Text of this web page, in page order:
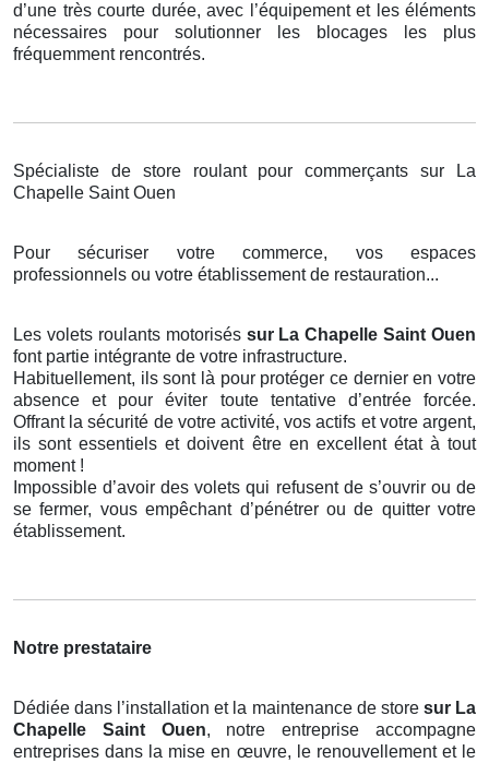
d’une très courte durée, avec l’équipement et les éléments
nécessaires pour solutionner les blocages les plus
fréquemment rencontrés.
Spécialiste de store roulant pour commerçants sur La
Chapelle Saint Ouen
Pour sécuriser votre commerce, vos espaces
professionnels ou votre établissement de restauration...
Les volets roulants motorisés sur La Chapelle Saint Ouen
font partie intégrante de votre infrastructure.
Habituellement, ils sont là pour protéger ce dernier en votre
absence et pour éviter toute tentative d’entrée forcée.
Offrant la sécurité de votre activité, vos actifs et votre argent,
ils sont essentiels et doivent être en excellent état à tout
moment !
Impossible d’avoir des volets qui refusent de s’ouvrir ou de
se fermer, vous empêchant d’pénétrer ou de quitter votre
établissement.
Notre prestataire
Dédiée dans l’installation et la maintenance de store sur La
Chapelle Saint Ouen, notre entreprise accompagne
entreprises dans la mise en œuvre, le renouvellement et le